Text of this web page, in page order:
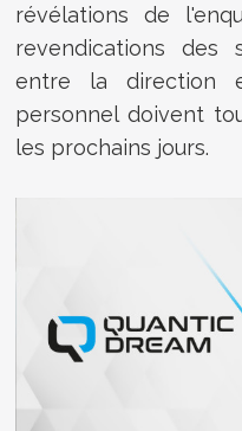
révélations de
revendications des
entre la direction
personnel doivent
les prochains jours.